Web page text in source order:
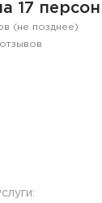
17 персон
(не позднее)